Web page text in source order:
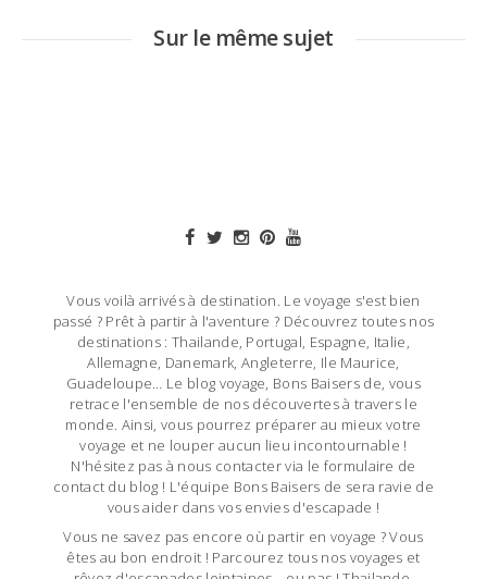
Sur le même sujet
Vous voilà arrivés à destination. Le voyage s'est bien
passé ? Prêt à partir à l'aventure ? Découvrez toutes nos
destinations : Thailande, Portugal, Espagne, Italie,
Allemagne, Danemark, Angleterre, Ile Maurice,
Guadeloupe… Le blog voyage, Bons Baisers de, vous
retrace l'ensemble de nos découvertes à travers le
monde. Ainsi, vous pourrez préparer au mieux votre
voyage et ne louper aucun lieu incontournable !
N'hésitez pas à nous contacter via le formulaire de
contact du blog ! L'équipe Bons Baisers de sera ravie de
vous aider dans vos envies d'escapade !
Vous ne savez pas encore où partir en voyage ? Vous
êtes au bon endroit ! Parcourez tous nos voyages et